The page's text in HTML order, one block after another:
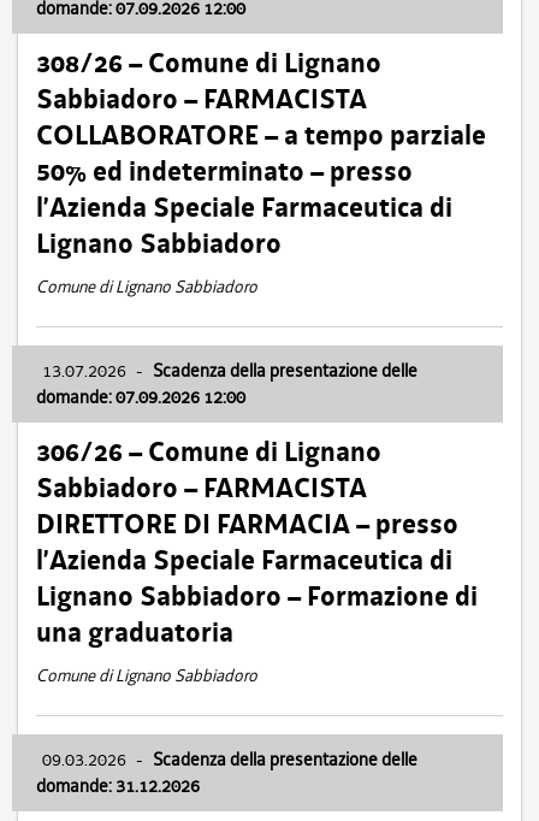
domande: 07.09.2026 12:00
308/26 – Comune di Lignano
Sabbiadoro – FARMACISTA
COLLABORATORE – a tempo parziale
50% ed indeterminato – presso
l’Azienda Speciale Farmaceutica di
Lignano Sabbiadoro
Comune di Lignano Sabbiadoro
13.07.2026 - Scadenza della presentazione delle
domande: 07.09.2026 12:00
306/26 – Comune di Lignano
Sabbiadoro – FARMACISTA
DIRETTORE DI FARMACIA – presso
l’Azienda Speciale Farmaceutica di
Lignano Sabbiadoro – Formazione di
una graduatoria
Comune di Lignano Sabbiadoro
09.03.2026 - Scadenza della presentazione delle
domande: 31.12.2026